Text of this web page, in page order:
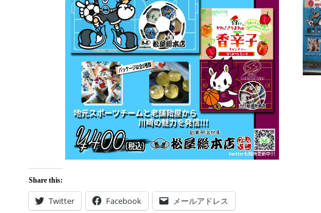
Share this:
Twitter Facebook メールアドレス